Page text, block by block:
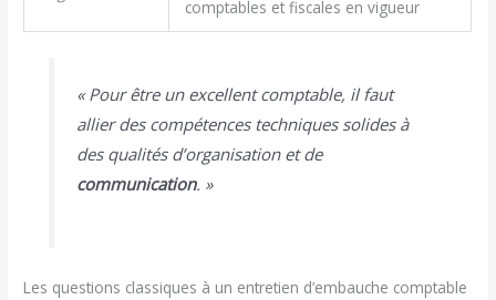
comptables et fiscales en vigueur
« Pour être un excellent comptable, il faut
allier des compétences techniques solides à
des qualités d’organisation et de
communication. »
Les questions classiques à un entretien d’embauche comptable